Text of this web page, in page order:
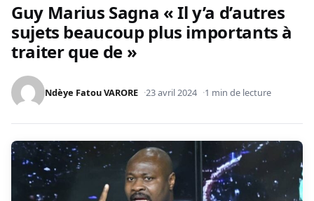
Guy Marius Sagna « Il y’a d’autres
sujets beaucoup plus importants à
traiter que de »
Ndèye Fatou VARORE 23 avril 2024 1 min de lecture